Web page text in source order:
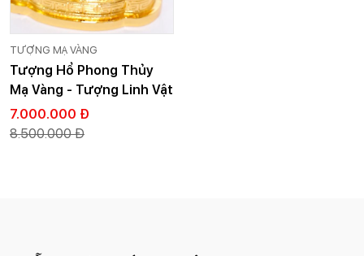
TƯỢNG MẠ VÀNG
Tượng Hổ Phong Thủy
Mạ Vàng - Tượng Linh Vật
Cỡ Lớn
7.000.000 Đ
8.500.000 Đ